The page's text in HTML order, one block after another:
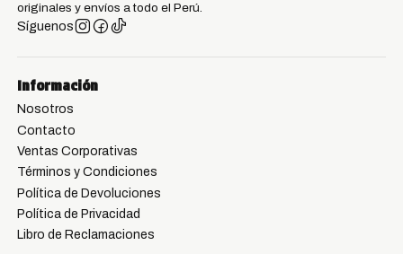
originales y envíos a todo el Perú.
Síguenos
Información
Nosotros
Contacto
Ventas Corporativas
Términos y Condiciones
Política de Devoluciones
Política de Privacidad
Libro de Reclamaciones